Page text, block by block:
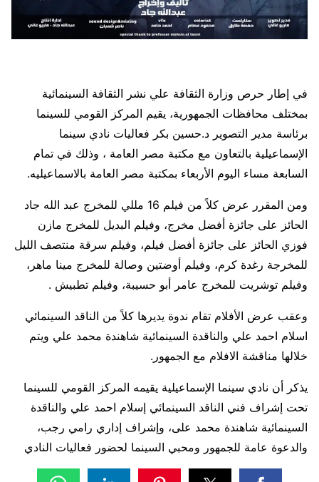
في إطار حرص وزارة الثقافة علي نشر الثقافة السينمائية
بمختلف محافظات الجمهورية، يقيم المركز القومي للسينما
برئاسة مدير التصوير د.حسين بكر فعاليات نادي سينما
الإسماعيلية بالتعاون مع مكتبة مصر العامة ، وذلك في تمام
السابعة مساء اليوم الأربعاء بمكتبة مصر العامة بالاسماعيليه.
ومن المقرر عرض كلاً من فيلم 16 مللي للمخرج عبد الله جاد
الحائز على جائزة أفضل مخرج، وفيلم البديل للمخرج مازن
فوزي الحائز على جائزة أفضل فيلم، وفيلم سرقة منتصف الليل
للمخرجة رغدة كرم، وفيلم أوضتين وصالة للمخرج مينا ماهر،
وفيلم توشريت للمخرج عامر أبو حسيبة، وفيلم تطبيش .
وعقب عرض الأفلام تقام ندوة يديرها كلاً من الناقد السينمائي
اسلام احمد علي والناقدة السينمائية شاهندة محمد علي ويتم
خلالها مناقشة الافلام مع الجمهور.
يذكر أن نادي سينما الإسماعيلية يقيمه المركز القومي للسينما
تحت إشراف فني الناقد السينمائي إسلام احمد علي والناقدة
السينمائية شاهندة محمد على، وإشراف إداري رامي رجب،
والدعوة عامة للجمهور ومحبي السينما لحضور فعاليات النادي